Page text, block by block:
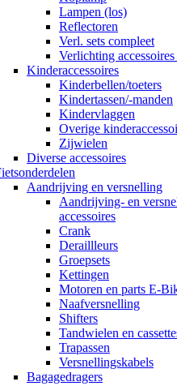
Lampen (los)
Reflectoren
Verl. sets compleet
Verlichting
Kinderaccessoires
Kinderbellen/toeters
Kindertassen/-manden
Kindervlaggen
Overige
Zijwielen
Diverse accessoires
Aandrijving en versnelling
Aandrijving- en
accessoires
Crank
Deraillleurs
Groepsets
Kettingen
Motoren en parts E-
Naafversnelling
Shifters
Tandwielen en
Trapassen
Versnellingskabels
Bagagedragers